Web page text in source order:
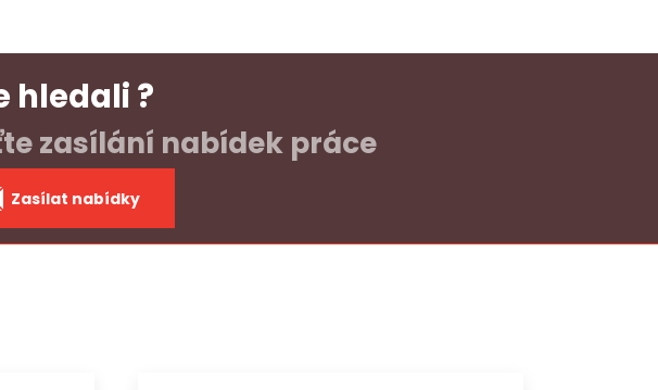
hledali ?
zasílání nabídek práce
Zasílat nabídky